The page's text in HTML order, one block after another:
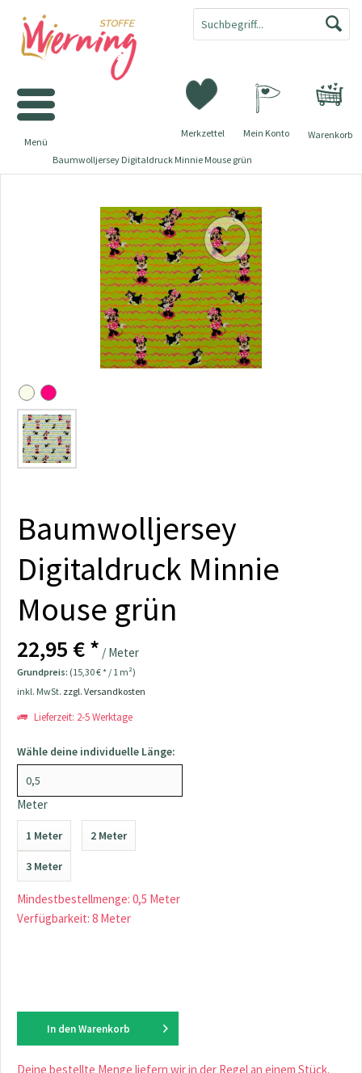
Warenkorb
Merkzettel Mein Konto
Menü
Baumwolljersey Digitaldruck Minnie Mouse grün
Baumwolljersey
Digitaldruck Minnie
Mouse grün
22,95 € * / Meter
Grundpreis: (15,30 € * / 1 m²)
inkl. MwSt. zzgl. Versandkosten
Lieferzeit: 2-5 Werktage
Wähle deine individuelle Länge:
Meter
1 Meter 2 Meter
3 Meter
Mindestbestellmenge: 0,5 Meter
Verfügbarkeit: 8 Meter
In den Warenkorb
Deine bestellte Menge liefern wir in der Regel an einem Stück.